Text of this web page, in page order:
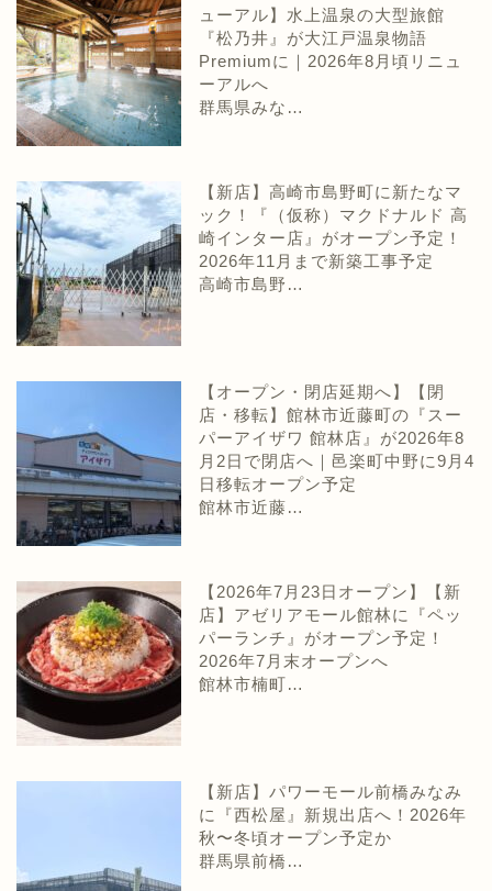
ューアル】水上温泉の大型旅館
『松乃井』が大江戸温泉物語
Premiumに｜2026年8月頃リニュ
ーアルへ
群馬県みな…
【新店】高崎市島野町に新たなマ
ック！『（仮称）マクドナルド 高
崎インター店』がオープン予定！
2026年11月まで新築工事予定
高崎市島野…
【オープン・閉店延期へ】【閉
店・移転】館林市近藤町の『スー
パーアイザワ 館林店』が2026年8
月2日で閉店へ｜邑楽町中野に9月4
日移転オープン予定
館林市近藤…
【2026年7月23日オープン】【新
店】アゼリアモール館林に『ペッ
パーランチ』がオープン予定！
2026年7月末オープンへ
館林市楠町…
【新店】パワーモール前橋みなみ
に『西松屋』新規出店へ！2026年
秋〜冬頃オープン予定か
群馬県前橋…